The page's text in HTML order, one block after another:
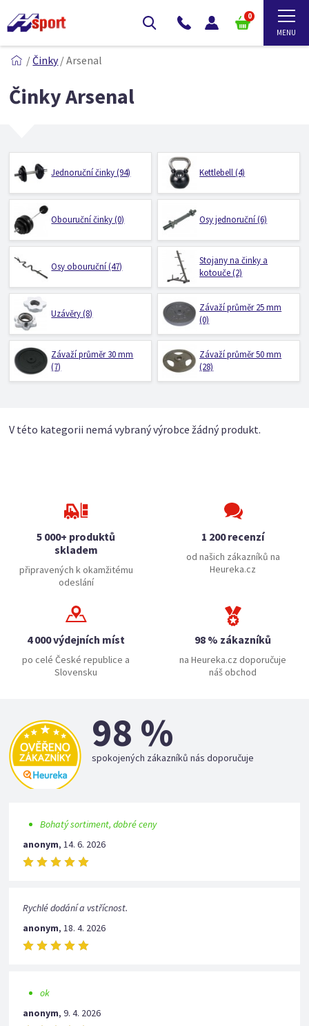
0
/Činky/Arsenal
Činky Arsenal
Jednoruční činky (94) Kettlebell (4)
Obouruční činky (0) Osy jednoruční (6)
Osy obouruční (47)
Stojany na činky a
kotouče (2)
Uzávěry (8)
Závaží průměr 25 mm
(0)
Závaží průměr 30 mm
(7)
Závaží průměr 50 mm
(28)
V této kategorii nemá vybraný výrobce žádný produkt.
5 000+ produktů
skladem
připravených k okamžitému
odeslání
1 200 recenzí
od našich zákazníků na
Heureka.cz
4 000 výdejních míst
po celé České republice a
Slovensku
98 % zákazníků
na Heureka.cz doporučuje
náš obchod
98 %
spokojených zákazníků nás doporučuje
Bohatý sortiment, dobré ceny
anonym,14. 6. 2026
Rychlé dodání a vstřícnost.
anonym,18. 4. 2026
ok
anonym,9. 4. 2026